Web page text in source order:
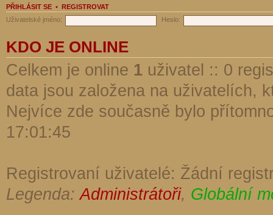
PŘIHLÁSIT SE • REGISTROVAT
Uživatelské jméno:
Heslo:
KDO JE ONLINE
Celkem je online 1 uživatel :: 0
data jsou založena na uživatelích,
Nejvíce zde současně bylo
17:01:45
Registrovaní uživatelé: Žádní
Legenda:Administrátoři, Globální